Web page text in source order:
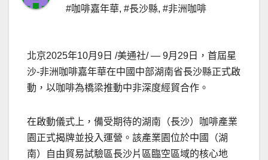
#咖啡嘉年華, #長沙縣, #非洲咖啡
北京2025年10月9日 /美通社/ — 9月29日，首屆星
沙-非洲咖啡嘉年華在中國中部湖南省長沙縣正式啟
動，以咖啡為橋梁推動中非深度經貿合作。
在啟動儀式上，備受期待的湖南（長沙）咖啡產業
園正式揭牌並投入運營。該產業園位於中國（湖
南）自由貿易試驗區長沙片區臨空區域的核心地